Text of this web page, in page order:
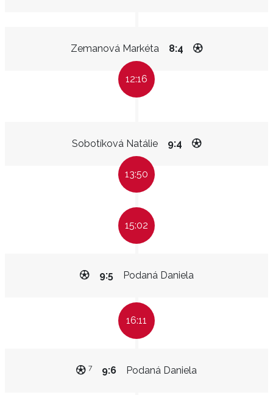
Zemanová Markéta 8:4
12:16
Sobotíková Natálie 9:4
13:50
15:02
Podaná Daniela
9:5
16:11
Podaná Daniela
9:6
7